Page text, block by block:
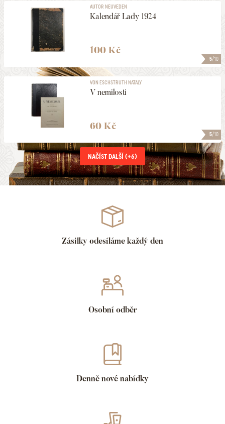
5/10
AUTOR NEUVEDEN
Kalendář Lady 1924
100 Kč
5/10
VON ESCHSTRUTH NATALY
V nemilosti
60 Kč
NAČÍST DALŠÍ (+6)
Zásilky odesíláme každý den
Osobní odběr
Denně nové nabídky